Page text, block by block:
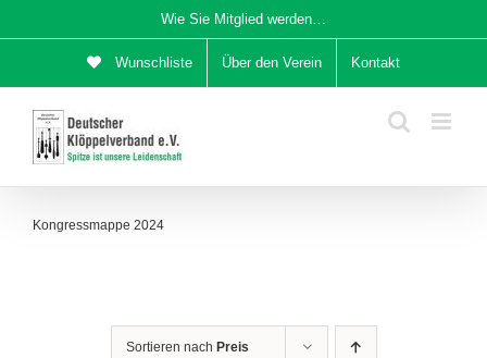
Inhalt
Wie Sie Mitglied werden…
Wunschliste Über den Verein Kontakt
Kongressmappe 2024
Sortieren nach Preis